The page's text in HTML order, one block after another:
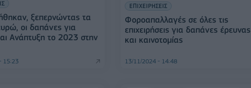
ξεπερνώντας τα
οι δαπάνες για
Ανάπτυξη τo 2023 στην
15:23
ΕΠΙΧΕΙΡΗΣΕΙΣ
Φοροαπαλλαγές σε όλες τις
επιχειρήσεις για δαπάνες έρευνας
και καινοτομίας
13/11/2024 - 14:48